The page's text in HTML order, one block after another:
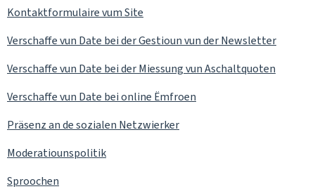
Kontaktformulaire vum Site
Verschaffe vun Date bei der Gestioun vun derNewsletter
Verschaffe vun Date bei der Miessung vun Aschaltquoten
Verschaffe vun Date bei online Ëmfroen
Präsenz an de sozialen Netzwierker
Moderatiounspolitik
Sproochen